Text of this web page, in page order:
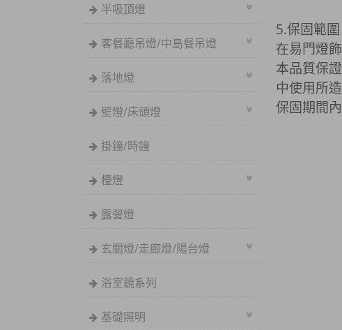
半吸頂燈
客餐廳吊燈/中島餐吊燈
落地燈
壁燈/床頭燈
掛鐘/時鐘
檯燈
露營燈
玄關燈/走廊燈/陽台燈
浴室鏡系列
基礎照明
5.保固範圍
在易門燈
本品質保
中使用所
保固期間